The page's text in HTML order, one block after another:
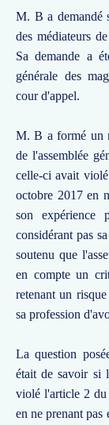
M. B a demandé
des médiateurs
Sa demande a
générale des
cour d'appel.
M. B a formé un
de l'assemblée
celle-ci avait
octobre 2017 en
son expérience
considérant pas
soutenu que
en compte un
retenant un
sa profession
La question
était de savoir si
violé l'article 2 du
en ne prenant